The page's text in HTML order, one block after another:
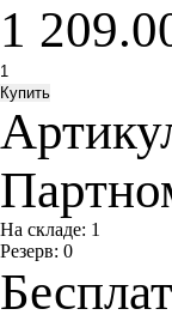
1
На складе: 1
Резерв: 0